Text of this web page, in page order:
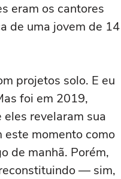
eram os cantores
de uma jovem de 14
projetos solo. E eu
foi em 2019,
eles revelaram sua
este momento como
de manhã. Porém,
— sim,